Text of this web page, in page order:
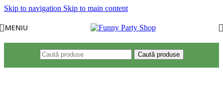
Skip to navigation Skip to main content
MENIU
Caută produse
Prima pagină/ Produse etichetate „coronita halloween”